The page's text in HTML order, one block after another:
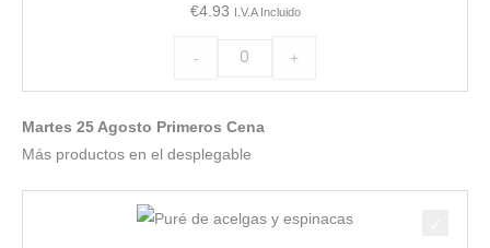
€4.93 I.V.A Incluido
-
en
+
Martes 25 Agosto Primeros Cena
Más productos en el desplegable